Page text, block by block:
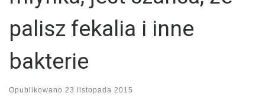
palisz fekalia i inne
bakterie
Opublikowano 23 listopada 2015